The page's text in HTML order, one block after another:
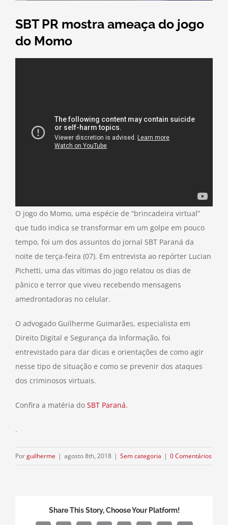
SBT PR mostra ameaça do jogo
do Momo
O jogo do Momo, uma espécie de “brincadeira virtual”
que tudo indica se transformar em um golpe em pouco
tempo, foi um dos assuntos do jornal SBT Paraná da
noite de terça-feira (07). Em entrevista ao repórter Lucian
Pichetti, uma das vítimas do jogo relatou os dias de
pânico e terror que viveu recebendo mensagens
amedrontadoras no celular.
O advogado Guilherme Guimarães, especialista em
Direito Digital e Segurança da Informação, foi
entrevistado para dar dicas e orientações de como agir
nesse tipo de situação e como se prevenir dos ataques
dos criminosos virtuais.
Confira a matéria do SBT Paraná.
.
Porguilherme | agosto 8th, 2018 | Sem categoria | 0 Comentários
Share This Story, Choose Your Platform!